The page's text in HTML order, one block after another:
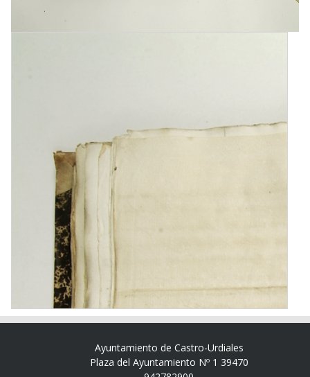
Ayuntamiento de Castro-Urdiales
Plaza del Ayuntamiento Nº 1 39470